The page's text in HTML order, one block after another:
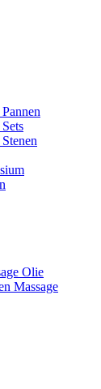
Olie
Massage